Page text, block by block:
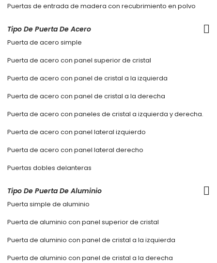
Puertas de entrada de madera con recubrimiento en polvo
Tipo De Puerta De Acero
Puerta de acero simple
Puerta de acero con panel superior de cristal
Puerta de acero con panel de cristal a la izquierda
Puerta de acero con panel de cristal a la derecha
Puerta de acero con paneles de cristal a izquierda y derecha.
Puerta de acero con panel lateral izquierdo
Puerta de acero con panel lateral derecho
Puertas dobles delanteras
Tipo De Puerta De Aluminio
Puerta simple de aluminio
Puerta de aluminio con panel superior de cristal
Puerta de aluminio con panel de cristal a la izquierda
Puerta de aluminio con panel de cristal a la derecha